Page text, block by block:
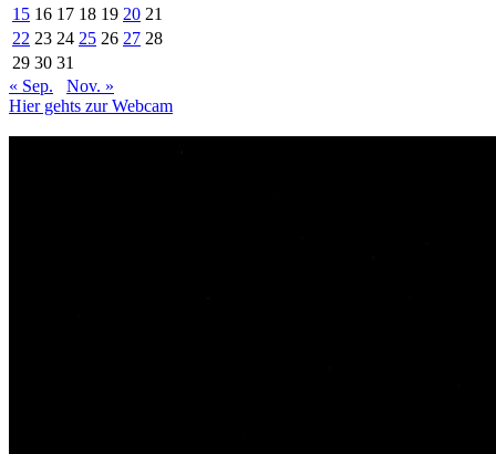
15 16 17 18 19 20 21
22 23 24 25 26 27 28
29 30 31
« Sep.
Nov. »
Hier gehts zur Webcam